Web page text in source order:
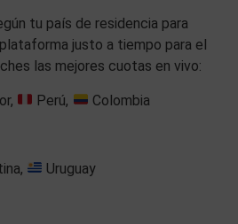
tu país de residencia para
justo a tiempo para el
las mejores cuotas en vivo:
Perú, Colombia
Uruguay